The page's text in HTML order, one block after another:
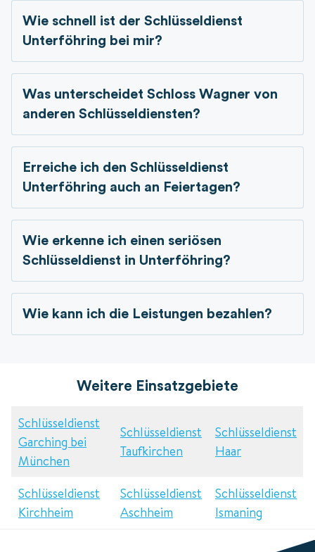
Wie schnell ist der Schlüsseldienst
Unterföhring bei mir?
Was unterscheidet Schloss Wagner von
anderen Schlüsseldiensten?
Erreiche ich den Schlüsseldienst
Unterföhring auch an Feiertagen?
Wie erkenne ich einen seriösen
Schlüsseldienst in Unterföhring?
Wie kann ich die Leistungen bezahlen?
Weitere Einsatzgebiete
Schlüsseldienst
Garching bei
München
Schlüsseldienst
Taufkirchen
Schlüsseldienst
Haar
Schlüsseldienst
Kirchheim
Schlüsseldienst
Aschheim
Schlüsseldienst
Ismaning